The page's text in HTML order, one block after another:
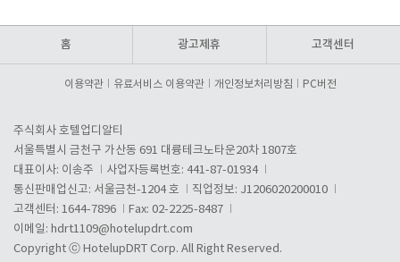
홈 광고제휴 고객센터
이용약관 유료서비스 이용약관 개인정보처리방침 PC버전
주식회사 호텔업디알티
서울특별시 금천구 가산동 691 대륭테크노타운20차 1807호
대표이사: 이송주
사업자등록번호: 441-87-01934
통신판매업신고: 서울금천-1204 호
직업정보: J1206020200010
고객센터: 1644-7896
Fax: 02-2225-8487
이메일: hdrt1109@hotelupdrt.com
Copyright ⓒ HotelupDRT Corp. All Right Reserved.